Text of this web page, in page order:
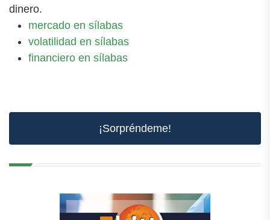
dinero.
mercado en sílabas
volatilidad en sílabas
financiero en sílabas
¡Sorpréndeme!